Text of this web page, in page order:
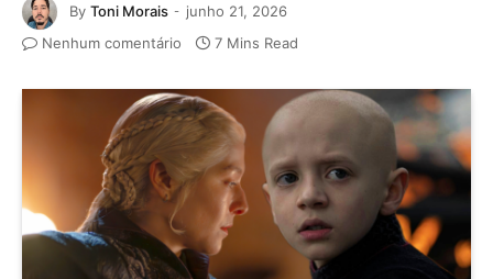
By Toni Morais
junho 21, 2026
Nenhum comentário
7 Mins Read